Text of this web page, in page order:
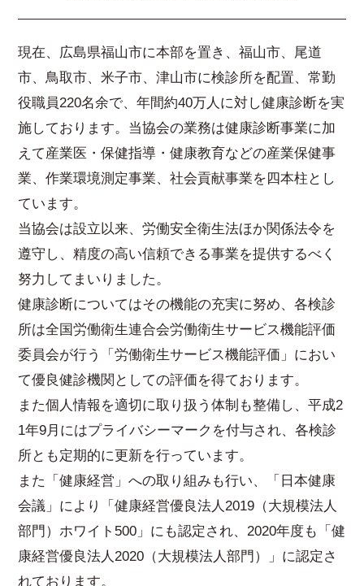
現在、広島県福山市に本部を置き、福山市、尾道
市、鳥取市、米子市、津山市に検診所を配置、常勤
役職員220名余で、年間約40万人に対し健康診断を実
施しております。当協会の業務は健康診断事業に加
えて産業医・保健指導・健康教育などの産業保健事
業、作業環境測定事業、社会貢献事業を四本柱とし
ています。
当協会は設立以来、労働安全衛生法ほか関係法令を
遵守し、精度の高い信頼できる事業を提供するべく
努力してまいりました。
健康診断についてはその機能の充実に努め、各検診
所は全国労働衛生連合会労働衛生サービス機能評価
委員会が行う「労働衛生サービス機能評価」におい
て優良健診機関としての評価を得ております。
また個人情報を適切に取り扱う体制も整備し、平成2
1年9月にはプライバシーマークを付与され、各検診
所とも定期的に更新を行っています。
また「健康経営」への取り組みも行い、「日本健康
会議」により「健康経営優良法人2019（大規模法人
部門）ホワイト500」にも認定され、2020年度も「健
康経営優良法人2020（大規模法人部門）」に認定さ
れております。